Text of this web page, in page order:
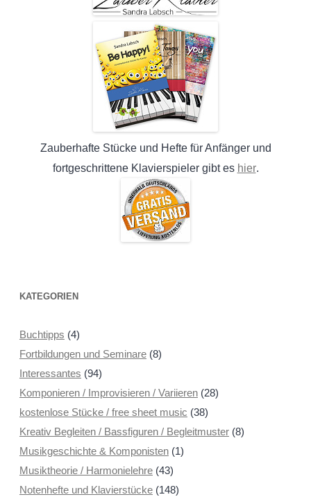
Zauberhafte Stücke und Hefte für Anfänger und
fortgeschrittene Klavierspieler gibt es hier.
KATEGORIEN
Buchtipps (4)
Fortbildungen und Seminare(8)
Interessantes (94)
Komponieren / Improvisieren / Variieren(28)
kostenlose Stücke / free sheet music (38)
Kreativ Begleiten / Bassfiguren / Begleitmuster(8)
Musikgeschichte & Komponisten(1)
Musiktheorie / Harmonielehre(43)
Notenhefte und Klavierstücke(148)